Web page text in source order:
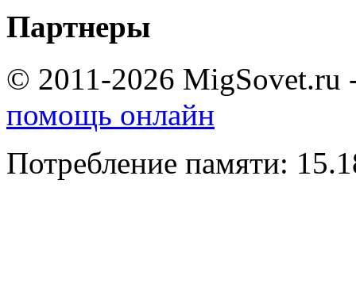
Партнеры
© 2011-2026 MigSovet.ru
помощь онлайн
Потребление памяти: